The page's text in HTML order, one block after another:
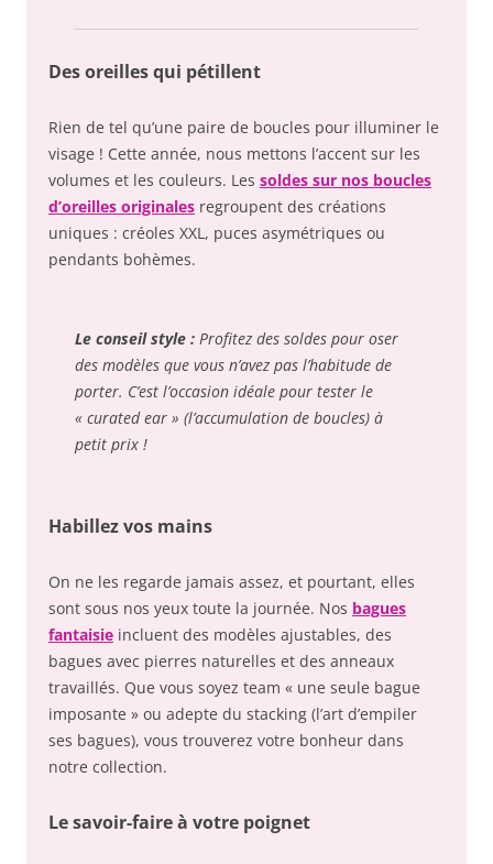
Des oreilles qui pétillent
Rien de tel qu’une paire de boucles pour illuminer le
visage ! Cette année, nous mettons l’accent sur les
volumes et les couleurs. Les soldes sur nos boucles
d’oreilles originales regroupent des créations
uniques : créoles XXL, puces asymétriques ou
pendants bohèmes.
Le conseil style : Profitez des soldes pour oser
des modèles que vous n’avez pas l’habitude de
porter. C’est l’occasion idéale pour tester le
« curated ear » (l’accumulation de boucles) à
petit prix !
Habillez vos mains
On ne les regarde jamais assez, et pourtant, elles
sont sous nos yeux toute la journée. Nos bagues
fantaisie incluent des modèles ajustables, des
bagues avec pierres naturelles et des anneaux
travaillés. Que vous soyez team « une seule bague
imposante » ou adepte du stacking (l’art d’empiler
ses bagues), vous trouverez votre bonheur dans
notre collection.
Le savoir-faire à votre poignet